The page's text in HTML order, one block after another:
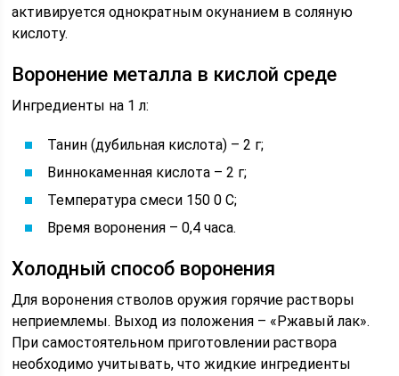
активируется однократным окунанием в соляную
кислоту.
Воронение металла в кислой среде
Ингредиенты на 1 л:
Танин (дубильная кислота) – 2 г;
Виннокаменная кислота – 2 г;
Температура смеси 150 0 С;
Время воронения – 0,4 часа.
Холодный способ воронения
Для воронения стволов оружия горячие растворы
неприемлемы. Выход из положения – «Ржавый лак».
При самостоятельном приготовлении раствора
необходимо учитывать, что жидкие ингредиенты